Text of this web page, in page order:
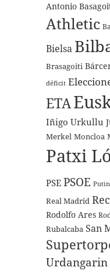
Antonio
Athletic
Bielsa
Brasagoiti
déficit
ETA
Iñigo Urkullu
Merkel Moncloa
Patxi
PSE PSOE Putin
Real Madrid
Rodolfo Ares
Rubalcaba San
Urdangarin